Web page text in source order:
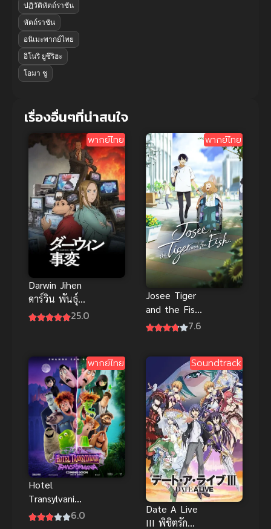
ปฏิวัติหัตถ์ราชัน
หัตถ์ราชัน
อนิเมะพากย์ไทย
อิโนริ ยูซึริฮะ
โอมา ชู
เรื่องอื่นๆที่น่าสนใจ
พากย์ไทย
Darwin Jihen
ดาร์วิน พันธุ์
อุบัติใหม่
25.0
พากย์ไทย
Josee Tiger
and the Fish
โจเซ่ กับเสือ7.6
พากย์ไทย
Hotel
Transylvania
4 โรงแรมผี6.0
Soundtrack
Date A Live
III พิชิตรัก